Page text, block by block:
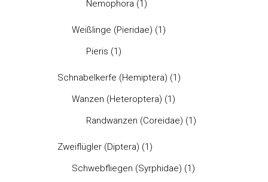
Nemophora (1)
Weißlinge (Pieridae) (1)
Pieris (1)
Schnabelkerfe (Hemiptera) (1)
Wanzen (Heteroptera) (1)
Randwanzen (Coreidae) (1)
Zweiflügler (Diptera) (1)
Schwebfliegen (Syrphidae) (1)